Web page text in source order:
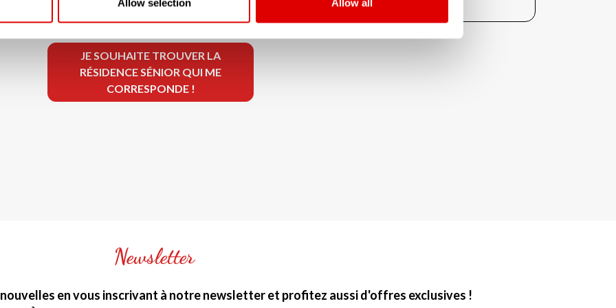
Allow selection Allow all
JE SOUHAITE TROUVER LA
RÉSIDENCE SÉNIOR QUI ME
CORRESPONDE !
Newsletter
en vous inscrivant à notre newsletter et profitez aussi d'offres exclusives !